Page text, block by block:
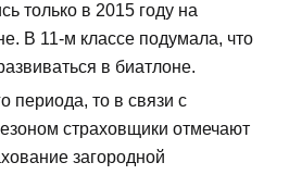
только в 2015 году на
В 11-м классе подумала, что
в биатлоне.
периода, то в связи с
страховщики отмечают
загородной